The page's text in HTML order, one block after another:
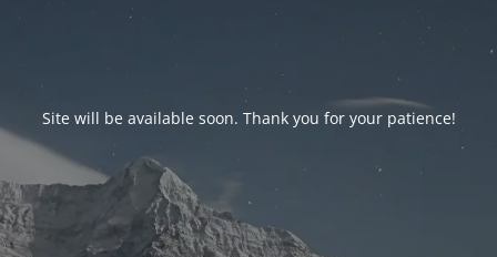
Site will be available soon. Thank you for your patience!